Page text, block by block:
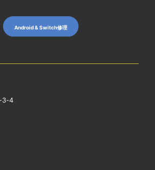
Android & Switch修理
3-4